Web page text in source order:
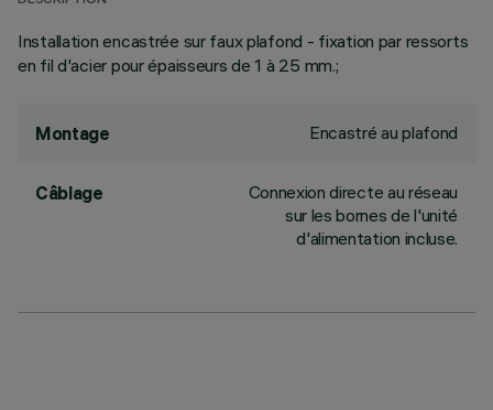
Installation encastrée sur faux plafond - fixation par ressorts
en fil d'acier pour épaisseurs de 1 à 25 mm.;
Montage Encastré au plafond
Câblage
Connexion directe au réseau
sur les bornes de l'unité
d'alimentation incluse.